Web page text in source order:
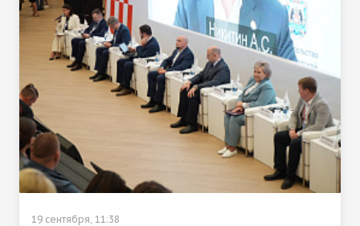
19 сентября, 11:38